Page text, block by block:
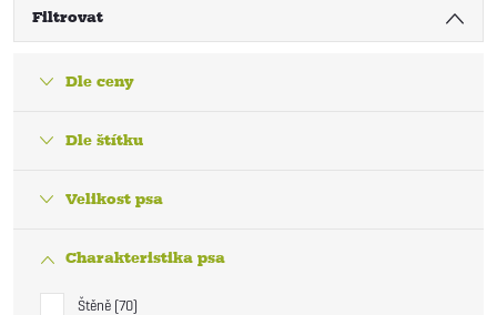
Filtrovat
Dle ceny
Dle štítku
Velikost psa
Charakteristika psa
Štěně 70